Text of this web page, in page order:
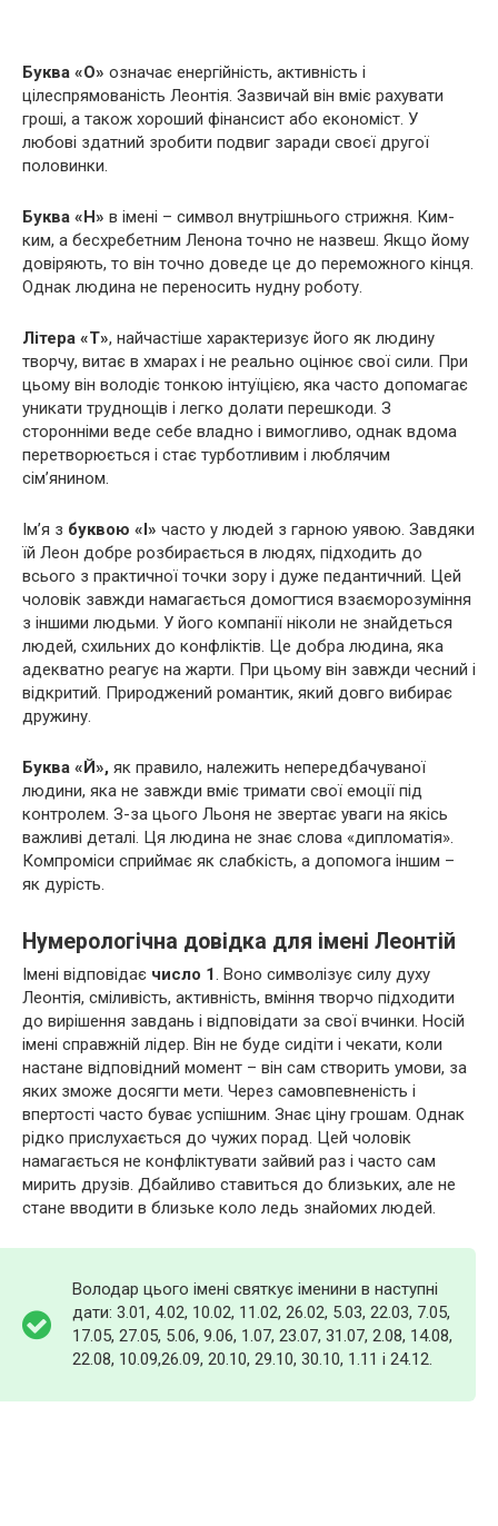
Буква «О» означає енергійність, активність і
цілеспрямованість Леонтія. Зазвичай він вміє рахувати
гроші, а також хороший фінансист або економіст. У
любові здатний зробити подвиг заради своєї другої
половинки.
Буква «Н» в імені – символ внутрішнього стрижня. Ким-
ким, а бесхребетним Ленона точно не назвеш. Якщо йому
довіряють, то він точно доведе це до переможного кінця.
Однак людина не переносить нудну роботу.
Літера «Т», найчастіше характеризує його як людину
творчу, витає в хмарах і не реально оцінює свої сили. При
цьому він володіє тонкою інтуїцією, яка часто допомагає
уникати труднощів і легко долати перешкоди. З
сторонніми веде себе владно і вимогливо, однак вдома
перетворюється і стає турботливим і люблячим
сім’янином.
Ім’я з буквою «І» часто у людей з гарною уявою. Завдяки
їй Леон добре розбирається в людях, підходить до
всього з практичної точки зору і дуже педантичний. Цей
чоловік завжди намагається домогтися взаєморозуміння
з іншими людьми. У його компанії ніколи не знайдеться
людей, схильних до конфліктів. Це добра людина, яка
адекватно реагує на жарти. При цьому він завжди чесний і
відкритий. Природжений романтик, який довго вибирає
дружину.
Буква «Й», як правило, належить непередбачуваної
людини, яка не завжди вміє тримати свої емоції під
контролем. З-за цього Льоня не звертає уваги на якісь
важливі деталі. Ця людина не знає слова «дипломатія».
Компроміси сприймає як слабкість, а допомога іншим –
як дурість.
Нумерологічна довідка для імені Леонтій
Імені відповідає число 1. Воно символізує силу духу
Леонтія, сміливість, активність, вміння творчо підходити
до вирішення завдань і відповідати за свої вчинки. Носій
імені справжній лідер. Він не буде сидіти і чекати, коли
настане відповідний момент – він сам створить умови, за
яких зможе досягти мети. Через самовпевненість і
впертості часто буває успішним. Знає ціну грошам. Однак
рідко прислухається до чужих порад. Цей чоловік
намагається не конфліктувати зайвий раз і часто сам
мирить друзів. Дбайливо ставиться до близьких, але не
стане вводити в близьке коло ледь знайомих людей.
Володар цього імені святкує іменини в наступні
дати: 3.01, 4.02, 10.02, 11.02, 26.02, 5.03, 22.03, 7.05,
17.05, 27.05, 5.06, 9.06, 1.07, 23.07, 31.07, 2.08, 14.08,
22.08, 10.09,26.09, 20.10, 29.10, 30.10, 1.11 і 24.12.